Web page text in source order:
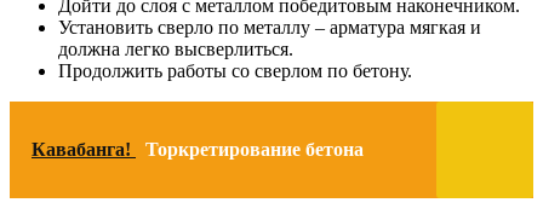
Дойти до слоя с металлом победитовым наконечником.
Установить сверло по металлу – арматура мягкая и
должна легко высверлиться.
Продолжить работы со сверлом по бетону.
Кавабанга! Торкретирование бетона